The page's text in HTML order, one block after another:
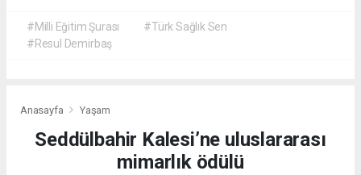
#Milli Eğitim Şurası
#Türk Sağlık Sen
#Resul Demirbaş
Anasayfa Yaşam
Seddülbahir Kalesi’ne uluslararası
mimarlık ödülü